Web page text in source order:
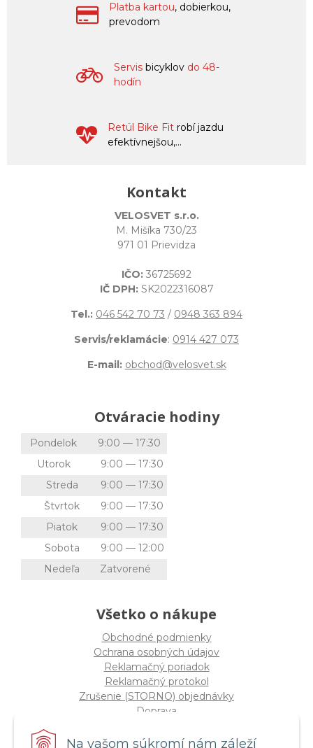
Na vašom súkromí nám záleží
Platba kartou, dobierkou,
prevodom
Servis bicyklov do 48-
hodín
Retül Bike Fit robí jazdu
efektívnejšou,...
Kontakt
VELOSVET s.r.o.
M. Mišíka 730/23
971 01 Prievidza
IČO: 36725692
IČ DPH: SK2022316087
Tel.: 046 542 70 73 / 0948 363 894
Servis/reklamácie: 0914 427 073
E-mail: obchod@velosvet.sk
Otváracie hodiny
Pondelok
9:00 — 17:30
Utorok
9:00 — 17:30
Streda
9:00 — 17:30
Štvrtok
9:00 — 17:30
Piatok
9:00 — 17:30
Sobota
9:00 — 12:00
Nedeľa
Zatvorené
Všetko o nákupe
Obchodné podmienky
Ochrana osobných údajov
Reklamačný poriadok
Reklamačný protokol
Zrušenie (STORNO) objednávky
Doprava
Štatút súťaže "Vianoce 2025"